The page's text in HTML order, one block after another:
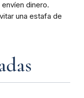
dinero.
una estafa de